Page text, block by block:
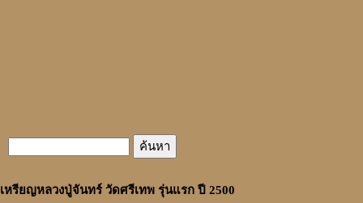
เหรียญหลวงปู่จันทร์ วัดศรีเทพ รุ่นแรก ปี 2500